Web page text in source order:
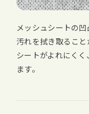
メッシュシートの
汚れを拭き取ること
シートがよれにく
ます。